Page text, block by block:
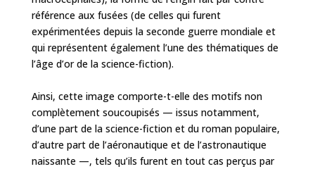
référence aux fusées (de celles qui furent
expérimentées depuis la seconde guerre mondiale et
qui représentent également l’une des thématiques de
l’âge d’or de la science-fiction).
Ainsi, cette image comporte-t-elle des motifs non
complètement soucoupisés — issus notamment,
d’une part de la science-fiction et du roman populaire,
d’autre part de l’aéronautique et de l’astronautique
naissante —, tels qu’ils furent en tout cas perçus par